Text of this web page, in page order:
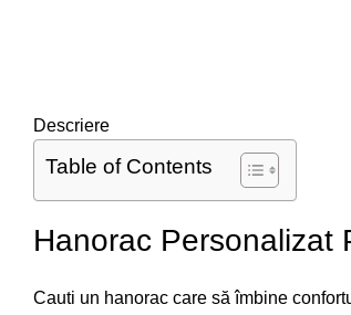
Descriere
Table of Contents
Hanorac Personalizat
Cauti un hanorac care să îmbine